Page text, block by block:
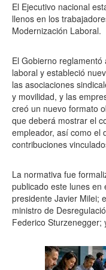
El Ejecutivo nacional
llenos en los
Modernización Laboral.
El Gobierno
laboral y estableció
las asociaciones
y movilidad, y las
creó un nuevo formato
que deberá mostrar el
empleador, así como el
contribuciones
La normativa fue
publicado este lunes en
presidente Javier Milei;
ministro de
Federico Sturzenegger;